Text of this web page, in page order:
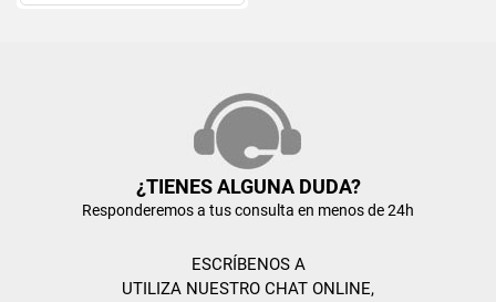
¿TIENES ALGUNA DUDA?
Responderemos a tus consulta en menos de 24h
ESCRÍBENOS A
UTILIZA NUESTRO CHAT ONLINE,